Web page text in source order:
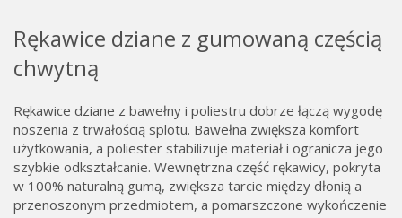
Rękawice dziane z gumowaną częścią
chwytną
Rękawice dziane z bawełny i poliestru dobrze łączą wygodę
noszenia z trwałością splotu. Bawełna zwiększa komfort
użytkowania, a poliester stabilizuje materiał i ogranicza jego
szybkie odkształcanie. Wewnętrzna część rękawicy, pokryta
w 100% naturalną gumą, zwiększa tarcie między dłonią a
przenoszonym przedmiotem, a pomarszczone wykończenie